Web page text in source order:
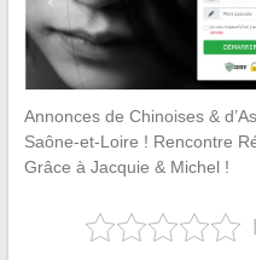
Annonces de Chinoises &
Saône-et-Loire ! Rencontre
Grâce à Jacquie & Michel !